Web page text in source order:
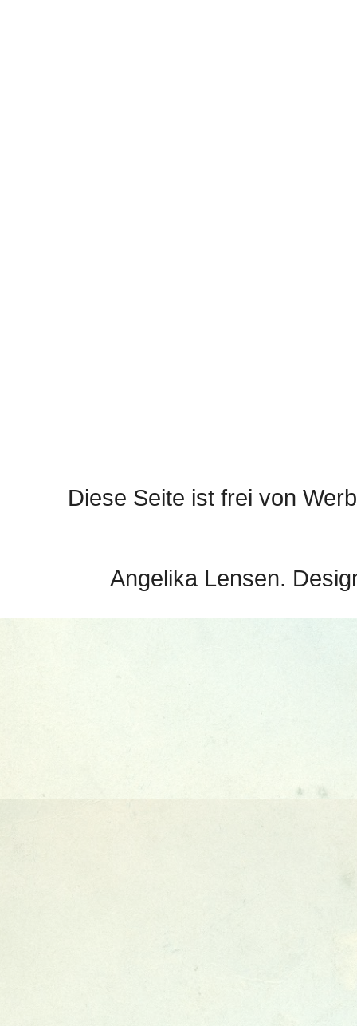
Diese Seite ist frei von
Angelika Lensen.